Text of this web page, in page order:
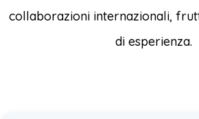
collaborazioni internazionali,
di esperienza.